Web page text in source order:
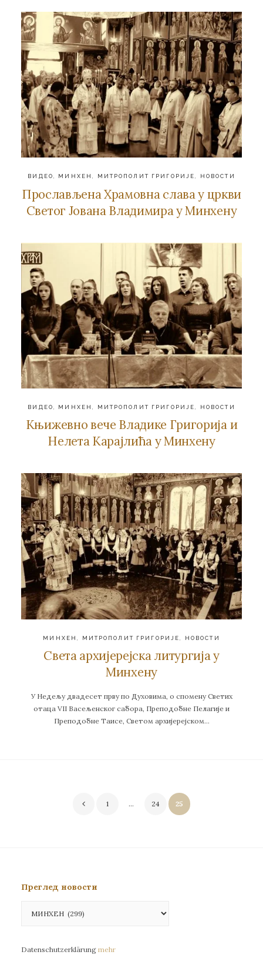
ВИДЕО МИНХЕН МИТРОПОЛИТ ГРИГОРИЈЕ НОВОСТИ
Прослављена Храмовна слава у цркви
Светог Јована Владимира у Минхену
ВИДЕО МИНХЕН МИТРОПОЛИТ ГРИГОРИЈЕ НОВОСТИ
Књижевно вече Владике Григорија и
Нелета Карајлића у Минхену
МИНХЕН МИТРОПОЛИТ ГРИГОРИЈЕ НОВОСТИ
Света архијерејска литургија у
Минхену
У Недељу двадесет прву по Духовима, о спомену Светих
отаца VII Васељенског сабора, Преподобне Пелагије и
Преподобне Таисе, Светом архијерејском…
Пагинација
1 … 24 25
Преглед новости
новости
Datenschutzerklärung mehr